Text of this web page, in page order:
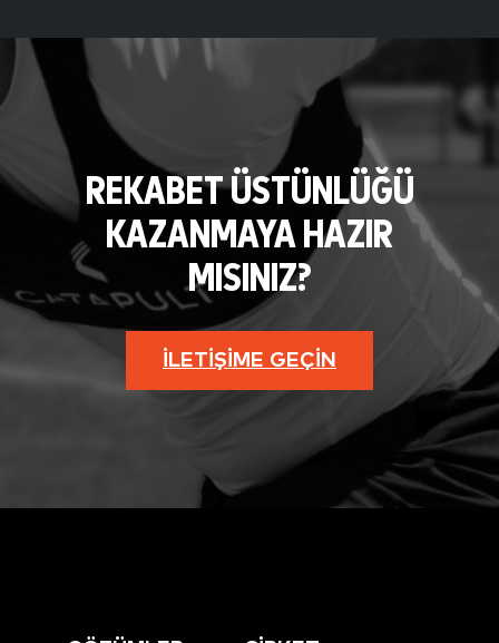
REKABET ÜSTÜNLÜĞÜ
KAZANMAYA HAZIR
MISINIZ?
İLETIŞIME GEÇIN